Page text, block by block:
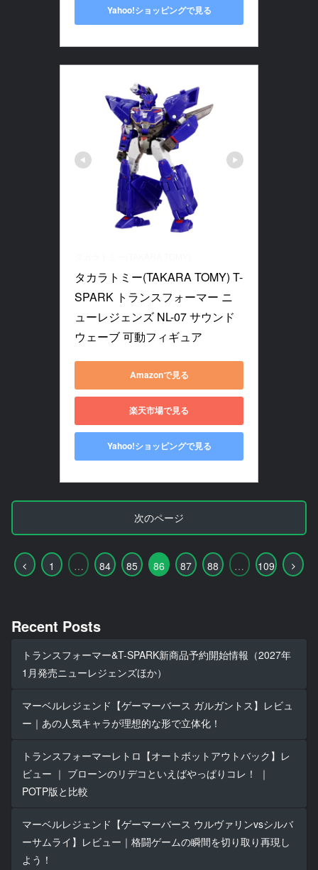
Yahoo!ショッピングで見る
タカラトミー(TAKARA TOMY) T-
SPARK トランスフォーマー ニ
ューレジェンズ NL-07 サウンド
ウェーブ 可動フィギュア
Amazonで見る
楽天市場で見る
Yahoo!ショッピングで見る
次のページ
前
1 … 84 85 86 87 88 … 109
次
Recent Posts
トランスフォーマー&T-SPARK新商品予約開始情報（2027年
1月発売ニューレジェンズほか）
マーベルレジェンド【ゲーマーバース ガルガントス】レビュ
ー｜あの人気キャラが理想的な形で立体化！
トランスフォーマーレトロ【オートボットアウトバック】レ
ビュー ｜ ブローンのリデコといえばやっぱりコレ！ ｜
POTP版と比較
マーベルレジェンド【ゲーマーバース ウルヴァリンvsシルバ
ーサムライ】レビュー｜格闘ゲームの瞬間を切り取り再現し
よう！